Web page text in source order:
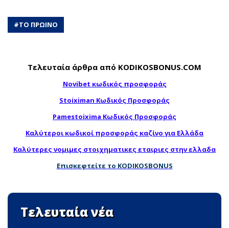
#ΤΟ ΠΡΩΙΝΟ
Τελευταία άρθρα από KODIKOSBONUS.COM
Novibet κωδικός προσφοράς
Stoiximan Κωδικός Προσφοράς
Pamestoixima Κωδικός Προσφοράς
Καλύτεροι κωδικοί προσφοράς καζίνο για Ελλάδα
Καλύτερες νομιμες στοιχηματικες εταιριες στην ελλαδα
Επισκεφτείτε το KODIKOSBONUS
Τελευταία νέα